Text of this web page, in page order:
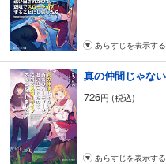
あらすじを表示する
726円 (税込)
あらすじを表示する